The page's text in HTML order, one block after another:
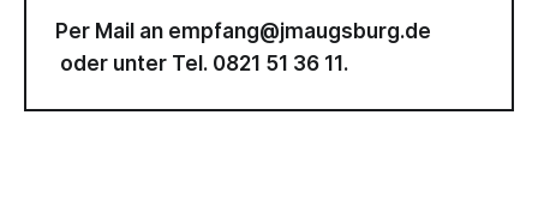
Per Mail an empfang@jmaugsburg.de
oder unter
0821 51 36 11 .